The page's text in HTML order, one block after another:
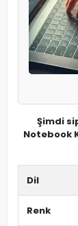
Şimdi
Notebook
Dil
Renk